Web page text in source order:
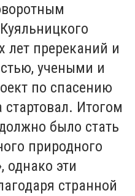
лет пререканий и
учеными и
по спасению
Итогом
было стать
природного
однако эти
странной